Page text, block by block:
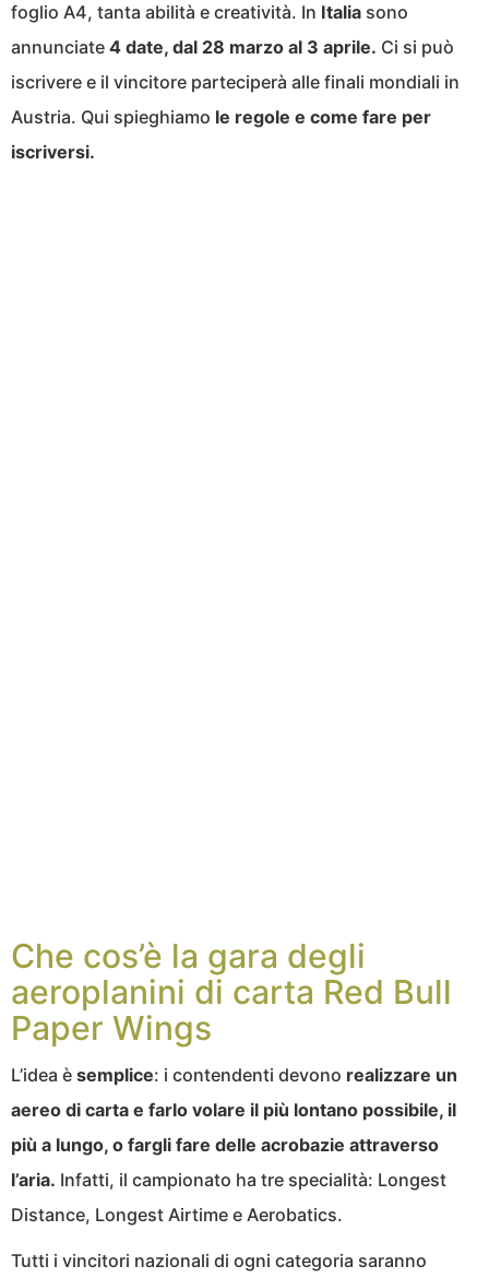
foglio A4, tanta abilità e creatività. In Italia sono
annunciate 4 date, dal 28 marzo al 3 aprile. Ci si può
iscrivere e il vincitore parteciperà alle finali mondiali in
Austria. Qui spieghiamo le regole e come fare per
iscriversi.
Che cos’è la gara degli
aeroplanini di carta Red Bull
Paper Wings
L’idea è semplice: i contendenti devono realizzare un
aereo di carta e farlo volare il più lontano possibile, il
più a lungo, o fargli fare delle acrobazie attraverso
l’aria. Infatti, il campionato ha tre specialità: Longest
Distance, Longest Airtime e Aerobatics.
Tutti i vincitori nazionali di ogni categoria saranno